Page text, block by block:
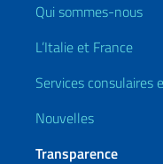
Qui sommes-nous
L’Italie et France
Services consulaires
Nouvelles
Transparence